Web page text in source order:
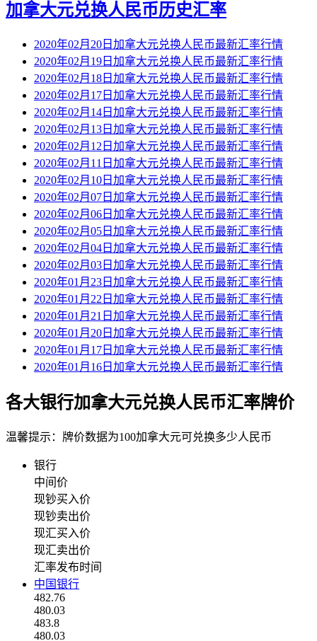
加拿大元兑换人民币历史汇率
2020年02月20日加拿大元兑换人民币最新汇率行情
2020年02月19日加拿大元兑换人民币最新汇率行情
2020年02月18日加拿大元兑换人民币最新汇率行情
2020年02月17日加拿大元兑换人民币最新汇率行情
2020年02月14日加拿大元兑换人民币最新汇率行情
2020年02月13日加拿大元兑换人民币最新汇率行情
2020年02月12日加拿大元兑换人民币最新汇率行情
2020年02月11日加拿大元兑换人民币最新汇率行情
2020年02月10日加拿大元兑换人民币最新汇率行情
2020年02月07日加拿大元兑换人民币最新汇率行情
2020年02月06日加拿大元兑换人民币最新汇率行情
2020年02月05日加拿大元兑换人民币最新汇率行情
2020年02月04日加拿大元兑换人民币最新汇率行情
2020年02月03日加拿大元兑换人民币最新汇率行情
2020年01月23日加拿大元兑换人民币最新汇率行情
2020年01月22日加拿大元兑换人民币最新汇率行情
2020年01月21日加拿大元兑换人民币最新汇率行情
2020年01月20日加拿大元兑换人民币最新汇率行情
2020年01月17日加拿大元兑换人民币最新汇率行情
2020年01月16日加拿大元兑换人民币最新汇率行情
各大银行加拿大元兑换人民币汇率牌价
温馨提示：牌价数据为100加拿大元可兑换多少人民币
银行
中间价
现钞买入价
现钞卖出价
现汇买入价
现汇卖出价
汇率发布时间
中国银行
482.76
480.03
483.8
480.03